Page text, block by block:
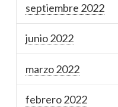
septiembre 2022
junio 2022
marzo 2022
febrero 2022